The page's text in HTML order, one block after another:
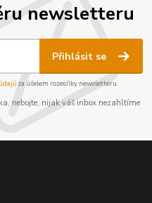
newsletteru
Přihlásit se
za účelem rozesílky newsletteru.
nebojte, nijak váš inbox nezahltíme